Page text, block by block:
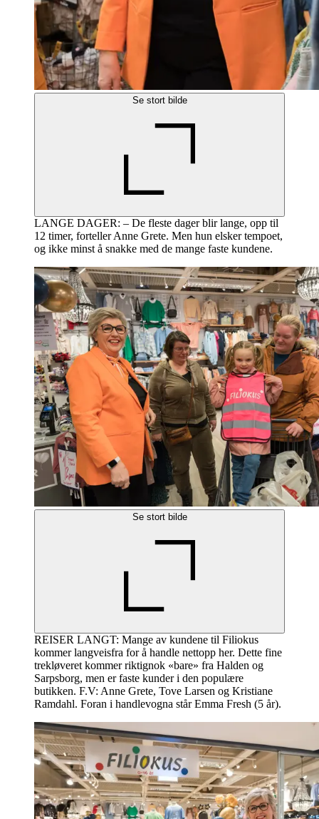
Se stort bilde
LANGE DAGER: – De fleste dager blir lange, opp til
12 timer, forteller Anne Grete. Men hun elsker tempoet,
og ikke minst å snakke med de mange faste kundene.
Se stort bilde
REISER LANGT: Mange av kundene til Filiokus
kommer langveisfra for å handle nettopp her. Dette fine
trekløveret kommer riktignok «bare» fra Halden og
Sarpsborg, men er faste kunder i den populære
butikken. F.V: Anne Grete, Tove Larsen og Kristiane
Ramdahl. Foran i handlevogna står Emma Fresh (5 år).